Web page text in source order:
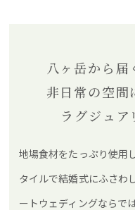
八ヶ岳から届
非日常の空間
ラグジュア
地場食材をたっぷり使用
タイルで結婚式にふさわ
ートウェディングならで